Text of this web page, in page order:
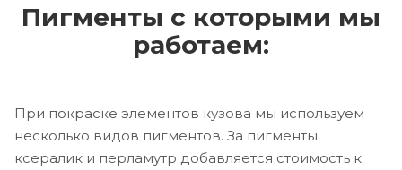
Пигменты с которыми мы
работаем:
При покраске элементов кузова мы используем
несколько видов пигментов. За пигменты
ксералик и перламутр добавляется стоимость к